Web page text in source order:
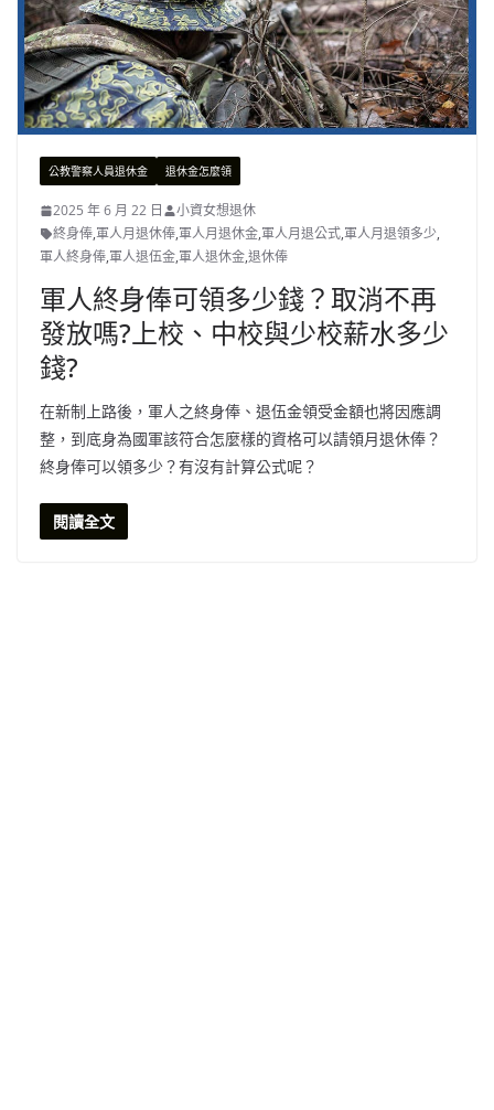
公教警察人員退休金 退休金怎麼領
2025 年 6 月 22 日
小資女想退休
終身俸,軍人月退休俸,軍人月退休金,軍人月退公式,軍人月退領多少,
軍人終身俸,軍人退伍金,軍人退休金,退休俸
軍人終身俸可領多少錢？取消不再
發放嗎?上校、中校與少校薪水多少
錢?
在新制上路後，軍人之終身俸、退伍金領受金額也將因應調
整，到底身為國軍該符合怎麼樣的資格可以請領月退休俸？
終身俸可以領多少？有沒有計算公式呢？
閱讀全文